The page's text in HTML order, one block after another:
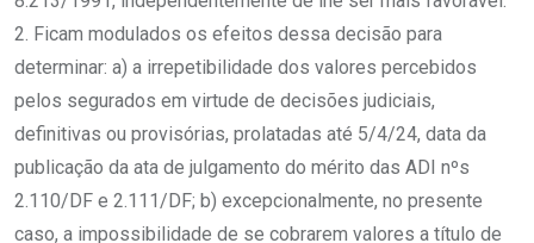
2. Ficam modulados os efeitos dessa decisão para
determinar: a) a irrepetibilidade dos valores percebidos
pelos segurados em virtude de decisões judiciais,
definitivas ou provisórias, prolatadas até 5/4/24, data da
publicação da ata de julgamento do mérito das ADI nºs
2.110/DF e 2.111/DF; b) excepcionalmente, no presente
caso, a impossibilidade de se cobrarem valores a título de